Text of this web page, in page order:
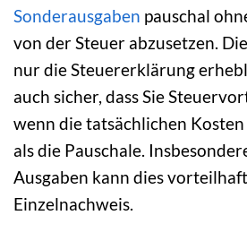
Sonderausgaben pauschal
von der Steuer abzusetzen.
nur die Steuererklärung
auch sicher, dass Sie
wenn die tatsächlichen
als die Pauschale.
Ausgaben kann dies
Einzelnachweis.